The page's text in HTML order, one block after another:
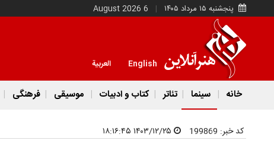
پنجشنبه ۱۵ مرداد ۱۴۰۵ 6 August 2026
English العربية
خانه سینما تئاتر کتاب و ادبیات موسیقی فرهنگی
کد خبر: 199869